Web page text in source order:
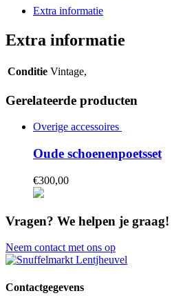
Extra informatie
Extra informatie
Conditie Vintage,
Gerelateerde producten
Overige accessoires
Oude schoenenpoetsset
€300,00
Vragen? We helpen je graag!
Neem contact met ons op
Contactgegevens